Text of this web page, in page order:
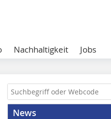
Nachhaltigkeit Jobs
News